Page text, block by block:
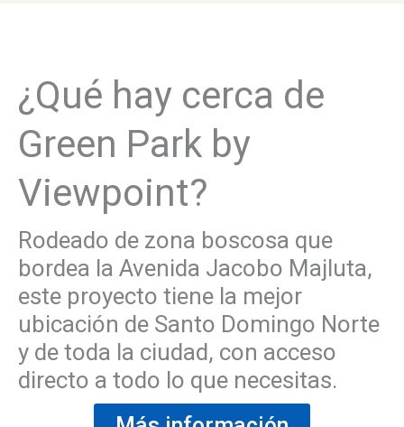
¿Qué hay cerca de
Green Park by
Viewpoint?
Rodeado de zona boscosa que
bordea la Avenida Jacobo Majluta,
este proyecto tiene la mejor
ubicación de Santo Domingo Norte
y de toda la ciudad, con acceso
directo a todo lo que necesitas.